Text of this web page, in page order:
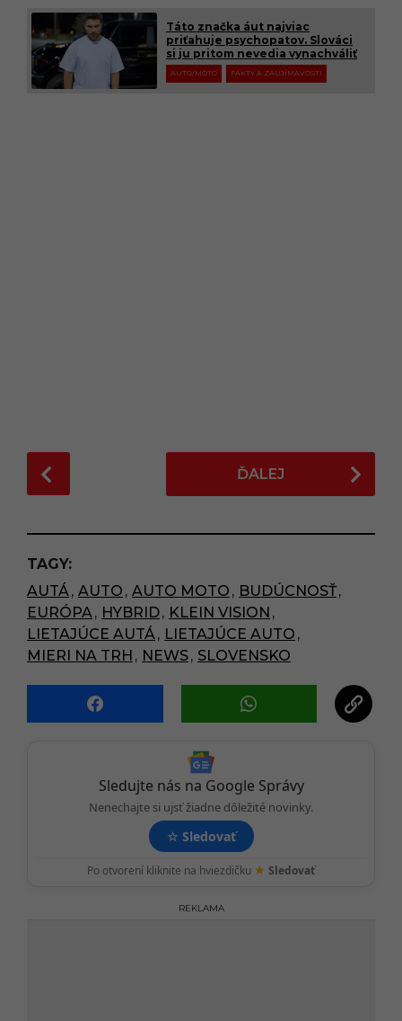
Táto značka áut najviac
priťahuje psychopatov. Slováci
si ju pritom nevedia vynachváliť
AUTO/MOTO FAKTY A ZAUJÍMAVOSTI
o
t
P
a
g
i
n
i
ĎALEJ
TAGY:
AUTÁ , AUTO , AUTO MOTO , BUDÚCNOSŤ,
EURÓPA , HYBRID, KLEIN VISION ,
LIETAJÚCE AUTÁ , LIETAJÚCE AUTO ,
MIERI NA TRH , NEWS, SLOVENSKO
Sledujte nás na Google Správy
Nenechajte si ujsť žiadne dôležité novinky.
☆ Sledovať
Po otvorení kliknite na hviezdičku ★ Sledovať
REKLAMA